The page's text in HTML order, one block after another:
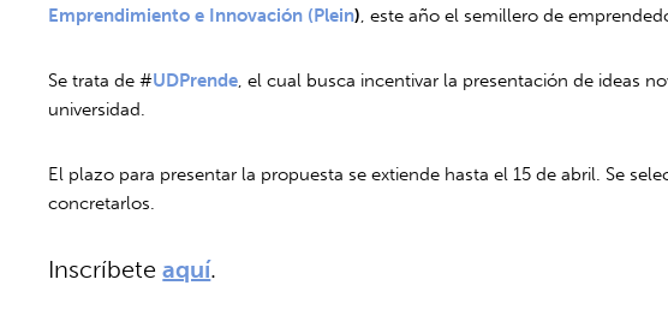
Emprendimiento e Innovación (Plein), este año el semillero de
Se trata de #UDPrende, el cual busca incentivar la presentación de ideas
universidad.
El plazo para presentar la propuesta se extiende hasta el 15 de abril. Se
concretarlos.
Inscríbeteaquí.